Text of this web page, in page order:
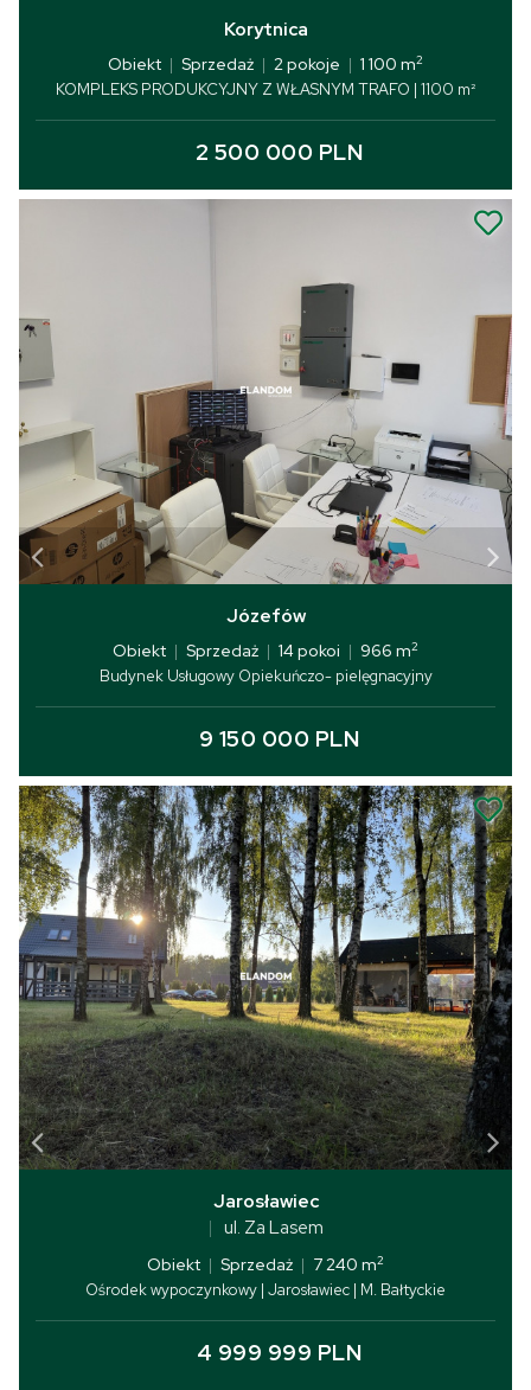
Korytnica
Obiekt | Sprzedaż | 2 pokoje | 1 100 m2
KOMPLEKS PRODUKCYJNY Z WŁASNYM TRAFO | 1100 m²
2 500 000 PLN
Józefów
Obiekt | Sprzedaż | 14 pokoi | 966 m2
Budynek Usługowy Opiekuńczo- pielęgnacyjny
9 150 000 PLN
Jarosławiec
ul. Za Lasem
Obiekt | Sprzedaż | 7 240 m2
Ośrodek wypoczynkowy | Jarosławiec | M. Bałtyckie
4 999 999 PLN